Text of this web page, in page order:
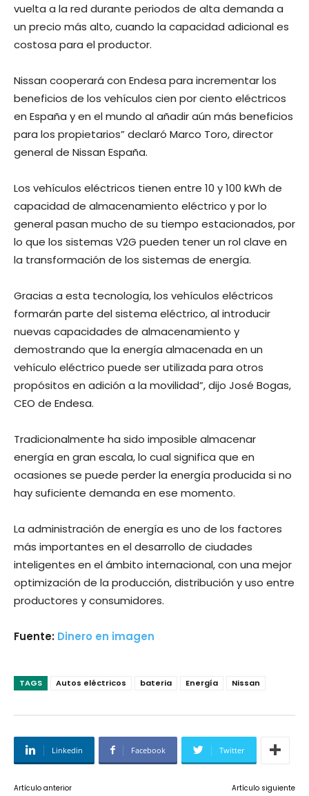
vuelta a la red durante periodos de alta demanda a
un precio más alto, cuando la capacidad adicional es
costosa para el productor.
Nissan cooperará con Endesa para incrementar los
beneficios de los vehículos cien por ciento eléctricos
en España y en el mundo al añadir aún más beneficios
para los propietarios” declaró Marco Toro, director
general de Nissan España.
Los vehículos eléctricos tienen entre 10 y 100 kWh de
capacidad de almacenamiento eléctrico y por lo
general pasan mucho de su tiempo estacionados, por
lo que los sistemas V2G pueden tener un rol clave en
la transformación de los sistemas de energía.
Gracias a esta tecnología, los vehículos eléctricos
formarán parte del sistema eléctrico, al introducir
nuevas capacidades de almacenamiento y
demostrando que la energía almacenada en un
vehículo eléctrico puede ser utilizada para otros
propósitos en adición a la movilidad”, dijo José Bogas,
CEO de Endesa.
Tradicionalmente ha sido imposible almacenar
energía en gran escala, lo cual significa que en
ocasiones se puede perder la energía producida si no
hay suficiente demanda en ese momento.
La administración de energía es uno de los factores
más importantes en el desarrollo de ciudades
inteligentes en el ámbito internacional, con una mejor
optimización de la producción, distribución y uso entre
productores y consumidores.
Fuente: Dinero en imagen
TAGS Autos eléctricos bateria Energía Nissan
Linkedin Facebook Twitter
Artículo anterior Artículo siguiente